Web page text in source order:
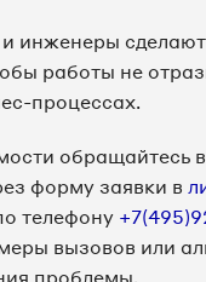
инженеры
работы не
процессах.
обращайтесь
форму заявки в
телефону
вызовов или
проблемы.